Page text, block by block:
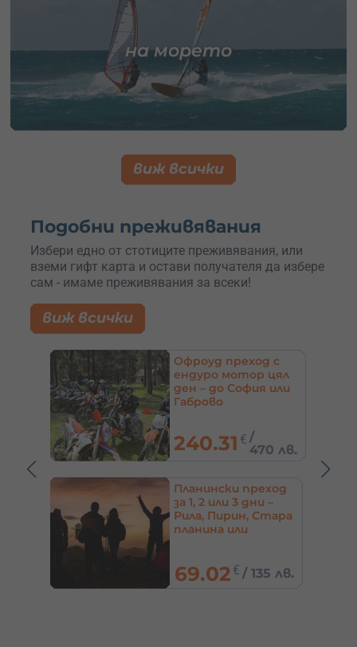
на морето
виж всички
Подобни преживявания
Избери едно от стотиците преживявания, или
вземи гифт карта и остави получателя да избере
сам - имаме преживявания за всеки!
виж всички
Офроуд преход с
ендуро мотор цял
ден – до София или
Габрово
240.31 € /
470 лв.
Планински преход
за 1, 2 или 3 дни –
Рила, Пирин, Стара
планина или
69.02 € / 135 лв.